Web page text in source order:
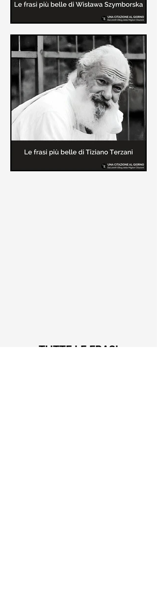
Le frasi più belle delle poesie di
Wisława Szymborska
In questa pagina sono raccolte le
migliori frasi brevi tratte dalle poesie
di Wisława Szymborska sull'amore e
sulla vita
TUTTE LE FRASI